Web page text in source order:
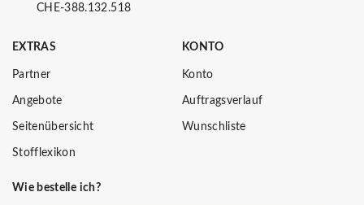
CHE-388.132.518
EXTRAS
Partner
Angebote
Seitenübersicht
Stofflexikon
KONTO
Konto
Auftragsverlauf
Wunschliste
Wie bestelle ich?